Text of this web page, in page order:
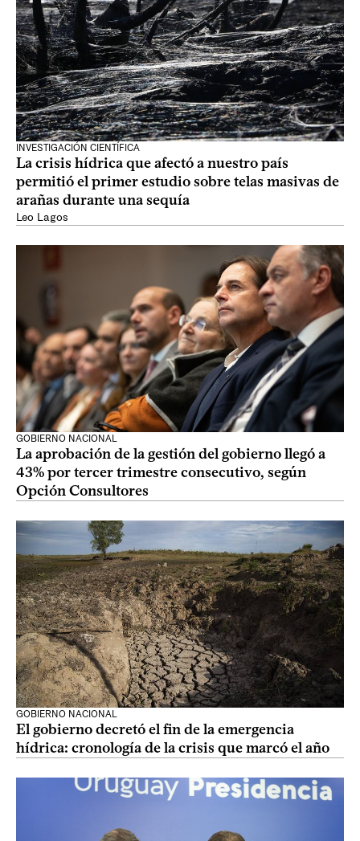
INVESTIGACIÓN CIENTÍFICA
La crisis hídrica que afectó a nuestro país
permitió el primer estudio sobre telas masivas de
arañas durante una sequía
Leo Lagos
GOBIERNO NACIONAL
La aprobación de la gestión del gobierno llegó a
43% por tercer trimestre consecutivo, según
Opción Consultores
GOBIERNO NACIONAL
El gobierno decretó el fin de la emergencia
hídrica: cronología de la crisis que marcó el año